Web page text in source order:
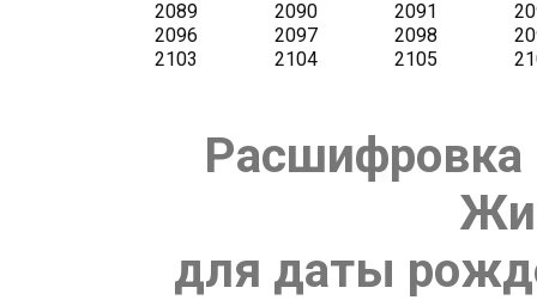
Расшифровка
для даты